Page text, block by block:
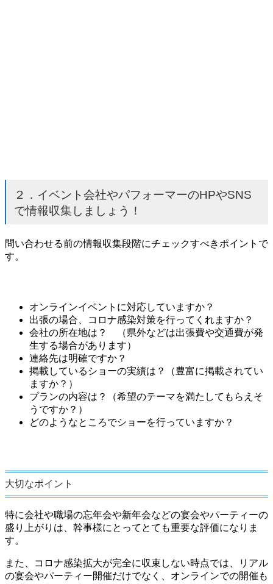
２．イベント会社やパフォーマーのHPやSNS
で情報収集しましょう！
問い合わせる前の情報収集段階にチェックすべきポイントで
す。
オンラインイベントに対応していますか？
出張の場合、コロナ感染対策を行ってくれますか？
会社の所在地は？ （県外などは出張費や交通費が発
生する場合があります）
連絡先は明確ですか？
掲載しているショーの実績は？（豊富に掲載されてい
ますか？）
プランの内容は？（希望のテーマを満たしてもらえそ
うですか？）
どのようなところでショーを行っていますか？
大切なポイント
特に会社や職場の忘年会や新年会などの宴会やパーティーの
盛り上がりは、幹事様にとってとても重要な評価になりま
す。
また、コロナ感染拡大が完全に収束しない時点では、リアル
の宴会やパーティー開催だけでなく、オンラインでの開催も